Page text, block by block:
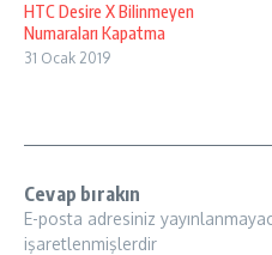
HTC Desire X Bilinmeyen
Numaraları Kapatma
31 Ocak 2019
Cevap bırakın
E-posta adresiniz
işaretlenmişlerdir